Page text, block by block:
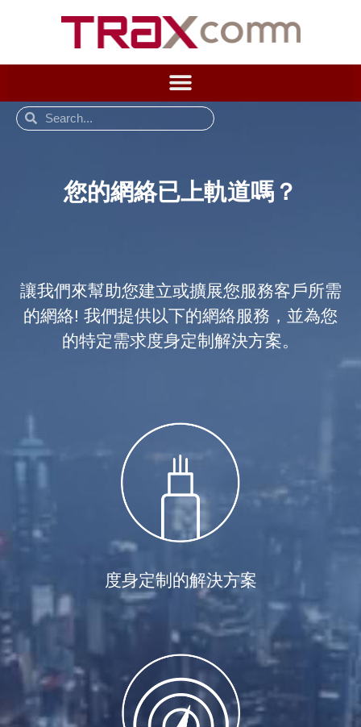
您的網絡已上軌道嗎？
讓我們來幫助您建立或擴展您服務客戶所需
的網絡! 我們提供以下的網絡服務，並為您
的特定需求度身定制解決方案。
度身定制的解決方案